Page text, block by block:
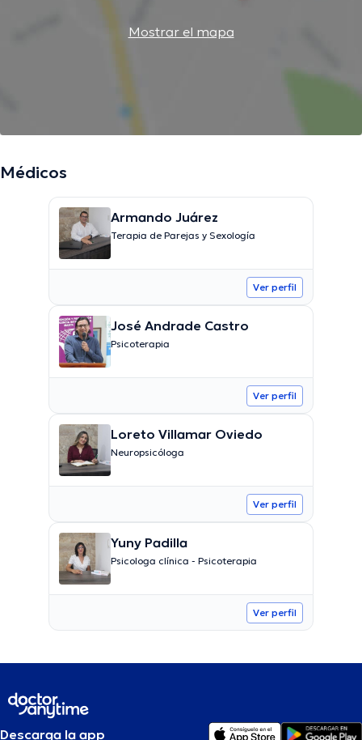
Mostrar el mapa
Médicos
Armando Juárez
Terapia de Parejas y Sexología
Ver perfil
José Andrade Castro
Psicoterapia
Ver perfil
Loreto Villamar Oviedo
Neuropsicóloga
Ver perfil
Yuny Padilla
Psicologa clínica - Psicoterapia
Ver perfil
Descarga la app